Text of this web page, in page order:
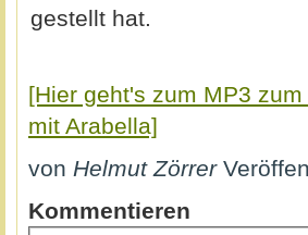
gestellt hat.
[Hier geht's zum MP3
mit Arabella]
von Helmut Zörrer
Kommentieren